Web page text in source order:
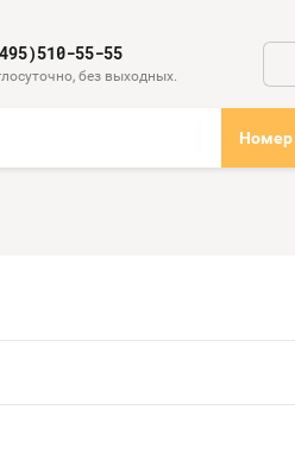
55-55
без выходных.
Номер